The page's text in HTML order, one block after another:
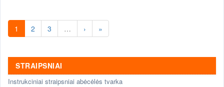
1 2 3 … › »
STRAIPSNIAI
Instrukciniai straipsniai abėcėlės tvarka